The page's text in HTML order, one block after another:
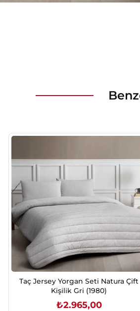
Taç Jersey Yorgan Seti Natura Çift
Kişilik Gri (1980)
₺2.965,00